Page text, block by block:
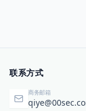
联系方式
商务邮箱